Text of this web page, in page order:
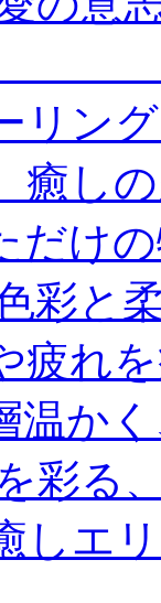
リン
癒し
だけ
彩と
疲れ
温か
彩る
しエ